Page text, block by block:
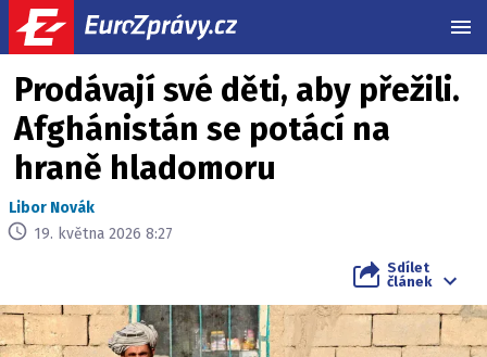
Prodávají své děti, aby přežili.
Afghánistán se potácí na
hraně hladomoru
Libor Novák
19. května 2026 8:27
Sdílet
článek